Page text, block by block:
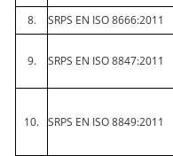
8.
SRPS EN ISO 8666:2011
9. SRPS EN ISO 8847:2011
10. SRPS EN ISO 8849:2011